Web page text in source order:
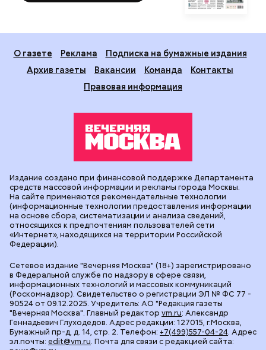
О газете Реклама
Подписка на бумажные издания
Архив газеты
Вакансии Команда
Контакты
Правовая информация
Сетевое издание "Вечерняя Москва" (18+) зарегистрировано
в Федеральной службе по надзору в сфере связи,
информационных технологий и массовых коммуникаций
(Роскомнадзор). Свидетельство о регистрации ЭЛ № ФС 77 -
90524 от 09.12.2025. Учредитель: АО "Редакция газеты
"Вечерняя Москва". Главный редактор vm.ru: Александр
Геннадьевич Глуходедов. Адрес редакции: 127015, г.Москва,
Бумажный пр-д, д. 14, стр. 2. Телефон: +7(499)557-04-24. Адрес
эл.почты: edit@vm.ru. Почта для связи с редакцией сайта:
Издание создано при финансовой поддержке Департамента
средств массовой информации и рекламы города Москвы.
На сайте применяются рекомендательные технологии
(информационные технологии предоставления информации
на основе сбора, систематизации и анализа сведений,
относящихся к предпочтениям пользователей сети
«Интернет», находящихся на территории Российской
Федерации).